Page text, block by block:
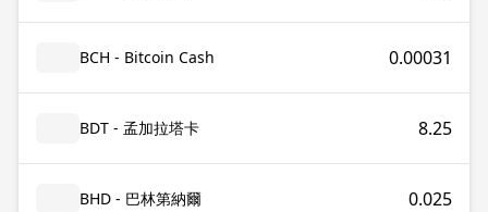
BCH - Bitcoin Cash 0.00031
BDT - 孟加拉塔卡 8.25
BHD - 巴林第納爾 0.025